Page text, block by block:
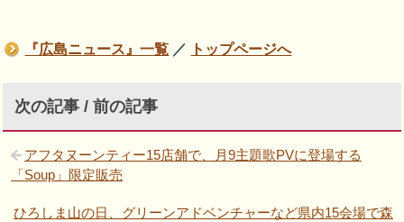
『広島ニュース』一覧 ／ トップページへ
次の記事 / 前の記事
アフタヌーンティー15店舗で、月9主題歌PVに登場する
「Soup」限定販売
ひろしま山の日、グリーンアドベンチャーなど県内15会場で森